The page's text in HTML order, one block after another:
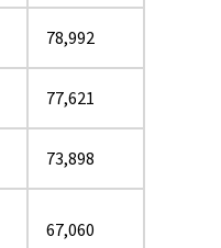
78,992
77,621
73,898
67,060